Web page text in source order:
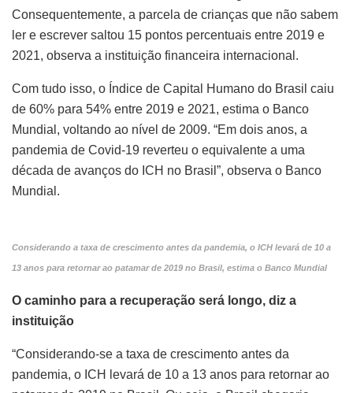
Consequentemente, a parcela de crianças que não sabem
ler e escrever saltou 15 pontos percentuais entre 2019 e
2021, observa a instituição financeira internacional.
Com tudo isso, o Índice de Capital Humano do Brasil caiu
de 60% para 54% entre 2019 e 2021, estima o Banco
Mundial, voltando ao nível de 2009. “Em dois anos, a
pandemia de Covid-19 reverteu o equivalente a uma
década de avanços do ICH no Brasil”, observa o Banco
Mundial.
Considerando a taxa de crescimento antes da pandemia, o ICH levará de 10 a
13 anos para retornar ao patamar de 2019 no Brasil, estima o Banco Mundial
O caminho para a recuperação será longo, diz a
instituição
“Considerando-se a taxa de crescimento antes da
pandemia, o ICH levará de 10 a 13 anos para retornar ao